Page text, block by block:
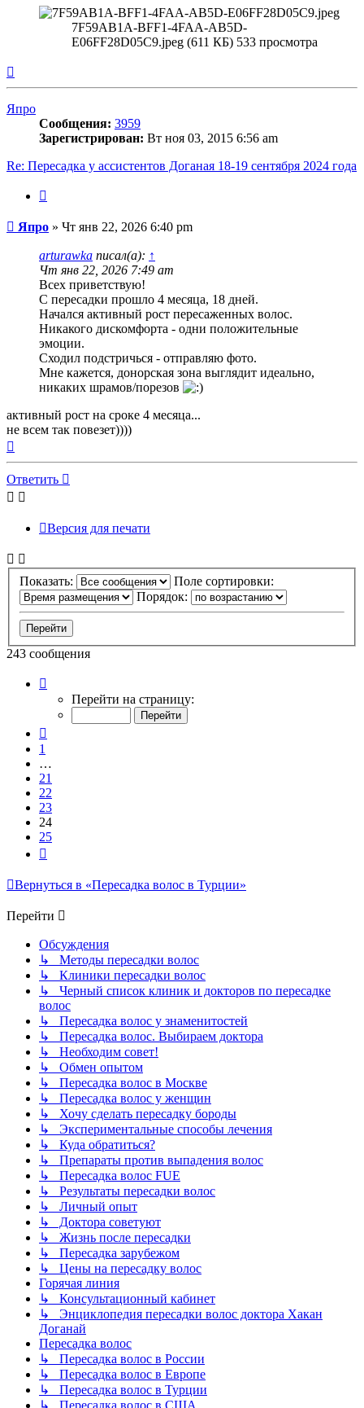
7F59AB1A-BFF1-4FAA-AB5D-
E06FF28D05C9.jpeg (611 КБ) 533 просмотра
Япро
Сообщения: 3959
Зарегистрирован: Вт ноя 03, 2015 6:56 am
Re: Пересадка у ассистентов Доганая 18-19 сентября 2024 года
Сообщение
Япро » Чт янв 22, 2026 6:40 pm
arturawka писал(а): ↑
Чт янв 22, 2026 7:49 am
Всех приветствую!
С пересадки прошло 4 месяца, 18 дней.
Начался активный рост пересаженных волос.
Никакого дискомфорта - одни положительные
эмоции.
Сходил подстричься - отправляю фото.
Мне кажется, донорская зона выглядит идеально,
никаких шрамов/порезов
активный рост на сроке 4 месяца...
не всем так повезет))))
началу
Ответить
Версия для печати
Показать:
Поле сортировки:
Порядок:
243 сообщения
24
Перейти на страницу:
1
…
21
22
23
24
25
Вернуться в «Пересадка волос в Турции»
Перейти
Обсуждения
↳ Методы пересадки волос
↳ Клиники пересадки волос
↳ Черный список клиник и докторов по пересадке
волос
↳ Пересадка волос у знаменитостей
↳ Пересадка волос. Выбираем доктора
↳ Необходим совет!
↳ Обмен опытом
↳ Пересадка волос в Москве
↳ Пересадка волос у женщин
↳ Хочу сделать пересадку бороды
↳ Экспериментальные способы лечения
↳ Куда обратиться?
↳ Препараты против выпадения волос
↳ Пересадка волос FUE
↳ Результаты пересадки волос
↳ Личный опыт
↳ Доктора советуют
↳ Жизнь после пересадки
↳ Пересадка зарубежом
↳ Цены на пересадку волос
Горячая линия
↳ Консультационный кабинет
↳ Энциклопедия пересадки волос доктора Хакан
Доганай
Пересадка волос
↳ Пересадка волос в России
↳ Пересадка волос в Европе
↳ Пересадка волос в Турции
↳ Пересадка волос в США